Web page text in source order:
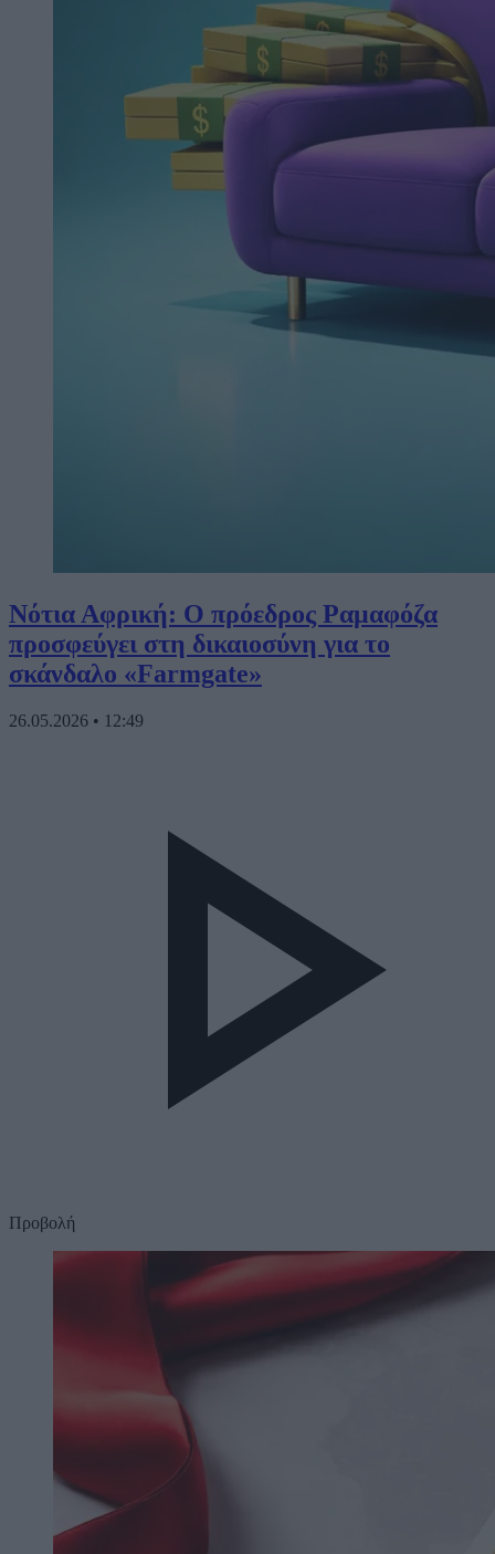
Νότια Αφρική: Ο πρόεδρος Ραμαφόζα
προσφεύγει στη δικαιοσύνη για το
σκάνδαλο «Farmgate»
26.05.2026 • 12:49
Προβολή